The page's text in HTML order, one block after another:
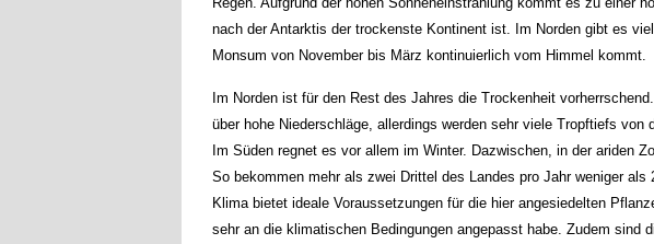
nach der Antarktis der trockenste Kontinent ist. Im Norden gibt es
Monsum von November bis März kontinuierlich vom Himmel kommt.
Im Norden ist für den Rest des Jahres die Trockenheit
über hohe Niederschläge, allerdings werden sehr viele Tropftiefs von
Im Süden regnet es vor allem im Winter. Dazwischen, in der ariden
So bekommen mehr als zwei Drittel des Landes pro Jahr weniger als
Klima bietet ideale Voraussetzungen für die hier angesiedelten
sehr an die klimatischen Bedingungen angepasst habe. Zudem sind